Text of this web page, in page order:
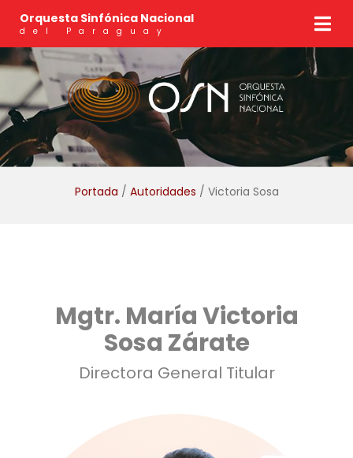
Orquesta Sinfónica Nacional
del Paraguay
Portada / Autoridades / Victoria Sosa
Mgtr. María Victoria
Sosa Zárate
Directora General Titular